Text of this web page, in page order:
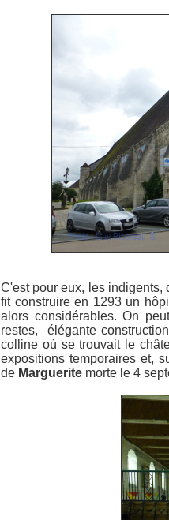
C'est pour eux, les indigents,
fit construire en 1293 un
alors considérables. On
restes, élégante
colline où se trouvait le
expositions temporaires et,
de Marguerite morte le 4